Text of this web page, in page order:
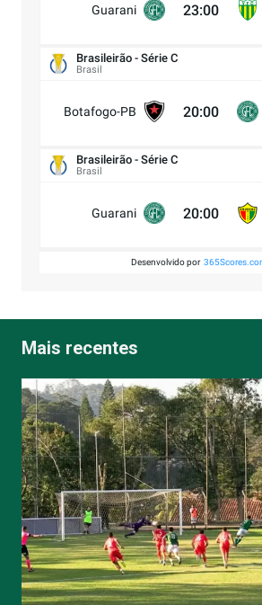
Guarani 23:00
Brasileirão - Série C
Brasil
Botafogo-PB 20:00
Brasileirão - Série C
Brasil
Guarani 20:00
Desenvolvido por
Mais recentes